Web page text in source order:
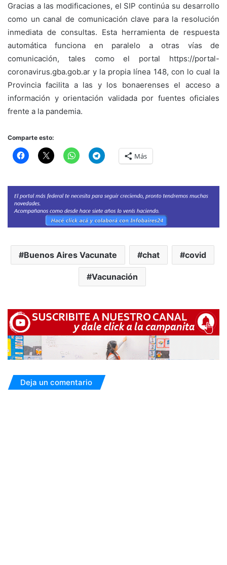
Gracias a las modificaciones, el SIP continúa su desarrollo
como un canal de comunicación clave para la resolución
inmediata de consultas. Esta herramienta de respuesta
automática funciona en paralelo a otras vías de
comunicación, tales como el portal https://portal-
coronavirus.gba.gob.ar y la propia línea 148, con lo cual la
Provincia facilita a las y los bonaerenses el acceso a
información y orientación validada por fuentes oficiales
frente a la pandemia.
Comparte esto:
Más
Buenos Aires Vacunate chat covid
Vacunación
Deja un comentario